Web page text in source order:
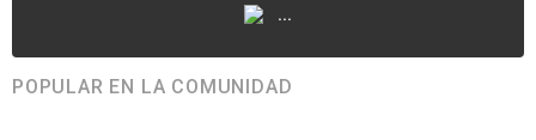
...
POPULAR EN LA COMUNIDAD